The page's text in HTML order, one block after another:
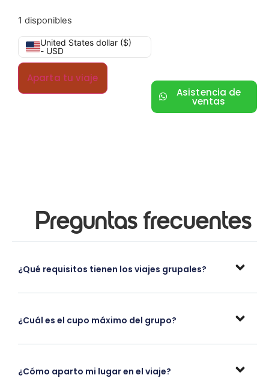
1 disponibles
United States dollar ($)
- USD
Aparta tu viaje
Asistencia de
ventas
Preguntas frecuentes
¿Qué requisitos tienen los viajes grupales?
¿Cuál es el cupo máximo del grupo?
¿Cómo aparto mi lugar en el viaje?